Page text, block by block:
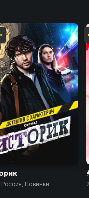
Россия, Новинки